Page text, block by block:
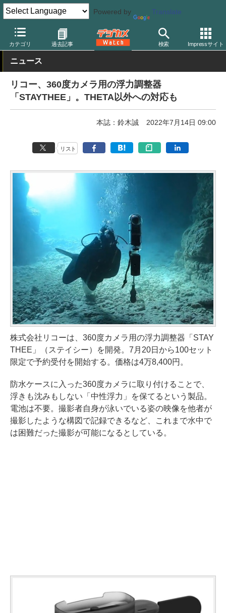
Powered by Translate
カテゴリ 過去記事 検索 Impressサイト
デジカメ Watch カメラ レンズ一体型（コンパクト）カメラ リ
ニュース
リコー、360度カメラ用の浮力調整器
「STAYTHEE」。THETA以外への対応も
本誌：鈴木誠 2022年7月14日 09:00
リスト
株式会社リコーは、360度カメラ用の浮力調整器「STAY
THEE」（ステイシー）を開発。7月20日から100セット
限定で予約受付を開始する。価格は4万8,400円。
防水ケースに入った360度カメラに取り付けることで、
浮きも沈みもしない「中性浮力」を保てるという製品。
電池は不要。撮影者自身が泳いでいる姿の映像を他者が
撮影したような構図で記録できるなど、これまで水中で
は困難だった撮影が可能になるとしている。